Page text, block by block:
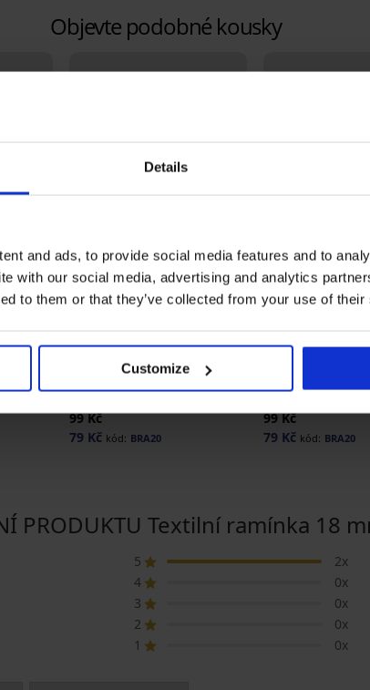
Details
and ads, to provide social media features and to
with our social media, advertising and analytics
to them or that they’ve collected from your use of
Customize
Objevte podobné kousky
4,7
-20% BRA20
5
Prodloužené zapínání
99 Kč
79 Kč kód: BRA20
-20% BRA20
Prodloužené
99 Kč
79 Kč kód: BRA20
PRODUKTU Textilní ramínka 18
5
2x
4
0x
3
0x
2
0x
1
0x